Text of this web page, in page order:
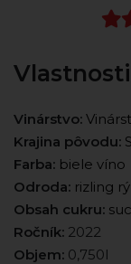
Vinárstvo:
Krajina pôvodu:
Farba: biele víno
Odroda: rizling
Obsah cukru:
Ročník: 2022
Objem: 0,750l